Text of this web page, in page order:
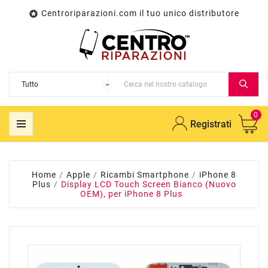
 Centroriparazioni.com il tuo unico distributore
Registrati
0
Home Apple Ricambi Smartphone
iPhone 8
Plus
Display LCD Touch Screen Bianco (Nuovo
OEM), per iPhone 8 Plus